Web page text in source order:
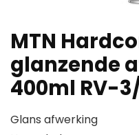
MTN
glanzende
400ml RV-
Glans afwerking